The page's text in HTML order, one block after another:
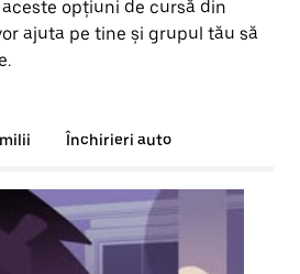
opțiuni de cursă din
ajuta pe tine și grupul tău să
Închirieri auto